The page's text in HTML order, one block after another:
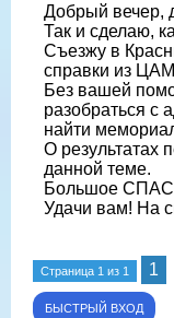
Добрый вечер,
Так и сделаю,
Съезжу в
справки из
Без вашей
разобраться с
найти
О результатах
данной теме.
Большое
Удачи вам! На
Страница 1 из 1 1